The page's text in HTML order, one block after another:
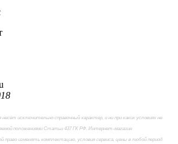
исключительно справочный характер, и ни при каких условиях не
положениями Статьи 437 ГК РФ. Интернет-магазин
изменять комплектацию, условия сервиса, цены в любой период